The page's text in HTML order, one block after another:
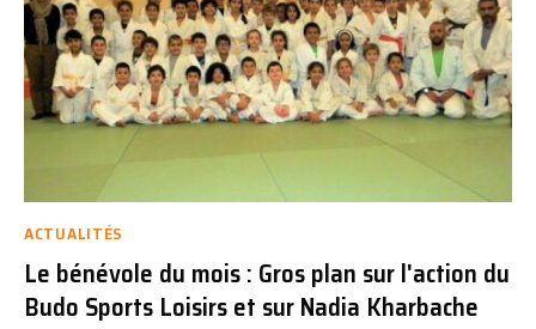
ACTUALITÉS
Le bénévole du mois : Gros plan sur l'action du
Budo Sports Loisirs et sur Nadia Kharbache